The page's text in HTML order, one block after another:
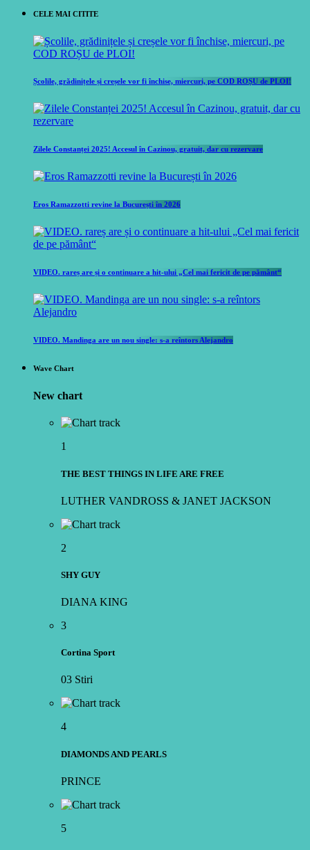
CELE MAI CITITE
Școlile, grădinițele și creșele vor fi închise, miercuri, pe COD ROȘU de PLOI!
Zilele Constanței 2025! Accesul în Cazinou, gratuit, dar cu rezervare
Eros Ramazzotti revine la București în 2026
VIDEO. rareș are și o continuare a hit-ului „Cel mai fericit de pe pământ“
VIDEO. Mandinga are un nou single: s-a reîntors Alejandro
Wave Chart
New chart
1
THE BEST THINGS IN LIFE ARE FREE
LUTHER VANDROSS & JANET JACKSON
2
SHY GUY
DIANA KING
3
Cortina Sport
03 Stiri
4
DIAMONDS AND PEARLS
PRINCE
5